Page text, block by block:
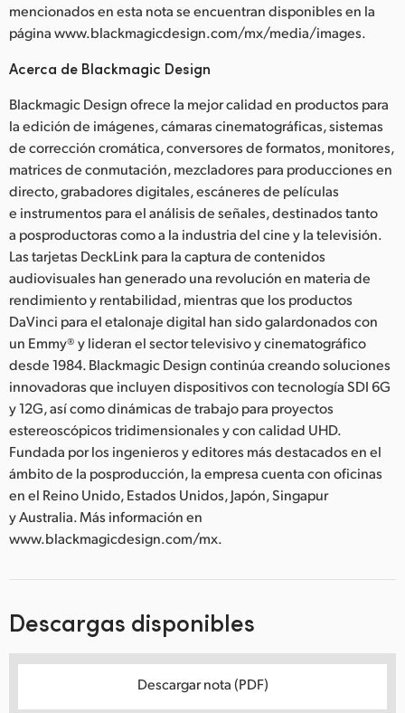
mencionados en esta nota se encuentran disponibles en la
página www.blackmagicdesign.com/mx/media/images.
Acerca de Blackmagic Design
Blackmagic Design ofrece la mejor calidad en productos para
la edición de imágenes, cámaras cinematográficas, sistemas
de corrección cromática, conversores de formatos, monitores,
matrices de conmutación, mezcladores para producciones en
directo, grabadores digitales, escáneres de películas
e instrumentos para el análisis de señales, destinados tanto
a posproductoras como a la industria del cine y la televisión.
Las tarjetas DeckLink para la captura de contenidos
audiovisuales han generado una revolución en materia de
rendimiento y rentabilidad, mientras que los productos
DaVinci para el etalonaje digital han sido galardonados con
un Emmy® y lideran el sector televisivo y cinematográfico
desde 1984. Blackmagic Design continúa creando soluciones
innovadoras que incluyen dispositivos con tecnología SDI 6G
y 12G, así como dinámicas de trabajo para proyectos
estereoscópicos tridimensionales y con calidad UHD.
Fundada por los ingenieros y editores más destacados en el
ámbito de la posproducción, la empresa cuenta con oficinas
en el Reino Unido, Estados Unidos, Japón, Singapur
y Australia. Más información en
www.blackmagicdesign.com/mx.
Descargas disponibles
Descargar nota (PDF)